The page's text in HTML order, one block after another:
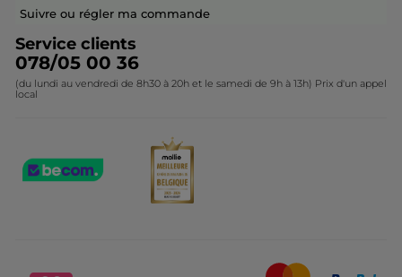
Contactez-nous
Suivre ou régler ma commande
Service clients
078/05 00 36
(du lundi au vendredi de 8h30 à 20h et le samedi de 9h à 13h) Prix d'un appel
local